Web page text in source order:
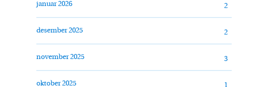
januar 2026 2
desember 2025 2
november 2025 3
oktober 2025